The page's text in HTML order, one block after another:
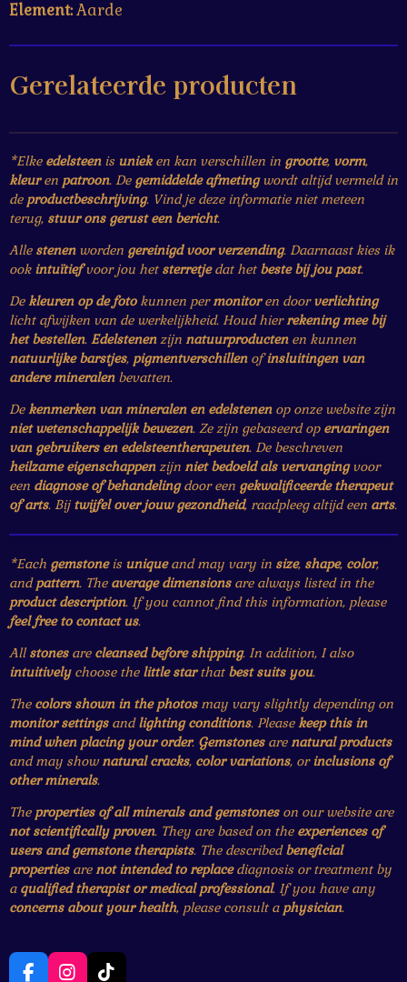
Element:Aarde
Gerelateerde producten
*Elke edelsteenis unieken kan verschillen in grootte, vorm,
kleuren patroon. De gemiddelde afmetingwordt altijd vermeld in
de productbeschrijving. Vind je deze informatie niet meteen
terug, stuur ons gerust een bericht.
Alle stenenworden gereinigd voor verzending. Daarnaast kies ik
ook intuïtiefvoor jou het sterretjedat het beste bij jou past.
Dekleuren op de fotokunnen permonitoren doorverlichting
licht afwijken van de werkelijkheid. Houd hierrekening mee bij
het bestellen. Edelstenenzijn natuurproductenen kunnen
natuurlijke barstjes, pigmentverschillenofinsluitingen van
andere mineralenbevatten.
Dekenmerken van mineralen en edelstenenop onze website zijn
niet wetenschappelijk bewezen. Ze zijn gebaseerd op ervaringen
van gebruikers en edelsteentherapeuten. De beschreven
heilzame eigenschappenzijn niet bedoeld als vervangingvoor
een diagnose of behandelingdoor een gekwalificeerde therapeut
of arts. Bijtwijfel over jouw gezondheid, raadpleeg altijd een arts.
*Each gemstoneis uniqueand may vary in size, shape, color,
andpattern. The average dimensionsare always listed in the
product description. If you cannot find this information, please
feel free to contact us.
Allstonesare cleansed before shipping. In addition, I also
intuitivelychoose the little starthat best suits you.
The colors shown in the photosmay vary slightly depending on
monitor settingsandlighting conditions. Pleasekeep this in
mind when placing your order. Gemstonesarenatural products
and may shownatural cracks, color variations, orinclusions of
other minerals.
The properties of all minerals and gemstoneson our website are
not scientifically proven. They are based on the experiences of
users and gemstone therapists. The describedbeneficial
propertiesarenot intended to replacediagnosis or treatment by
a qualified therapist or medical professional. If you have any
concerns about your health, please consult a physician.